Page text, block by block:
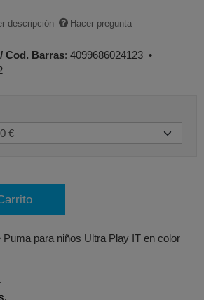
descripción Hacer pregunta
Cod. Barras: 4099686024123 •
Puma para niños Ultra Play IT en color